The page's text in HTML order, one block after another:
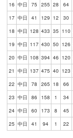
16 中日 75 255 28 64
17 中日 41 129 12 30
18 中日 128 433 35 110
19 中日 117 430 50 126
20 中日 108 394 46 120
21 中日 137 475 40 123
22 中日 78 265 18 66
23 中日 86 158 1 34
24 中日 60 173 8 45
25 中日 41 94 1 22